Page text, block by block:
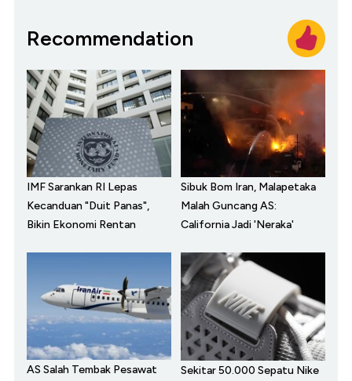
Recommendation
IMF Sarankan RI Lepas
Kecanduan "Duit Panas",
Bikin Ekonomi Rentan
Sibuk Bom Iran, Malapetaka
Malah Guncang AS:
California Jadi 'Neraka'
AS Salah Tembak Pesawat
Sekitar 50.000 Sepatu Nike